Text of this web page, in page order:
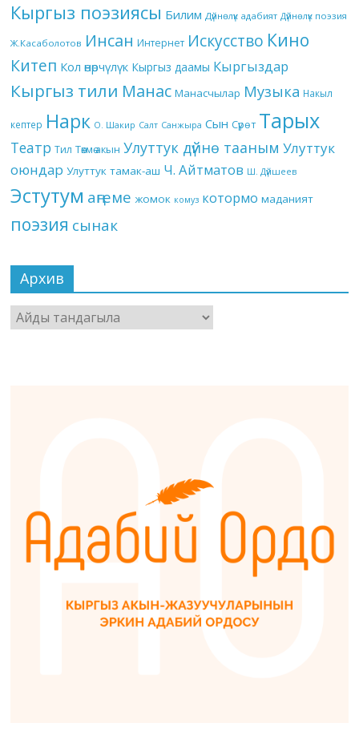
Кыргыз поэзиясы Билим Дүйнөлүк адабият Дүйнөлүк поэзия
Ж.Касаболотов Инсан Интернет Искусство Кино
Китеп Кол өнөрчүлүк Кыргыз даамы Кыргыздар
Кыргыз тили Манас Манасчылар Музыка Накыл
кептер Нарк О. Шакир Салт Санжыра Сын Сүрөт Тарых
Театр Тил Төкмө акын Улуттук дүйнө тааным Улуттук
оюндар Улуттук тамак-аш Ч. Айтматов Ш. Дүйшеев
Эстутум аңгеме жомок комуз котормо маданият
поэзия сынак
Архив
Архив